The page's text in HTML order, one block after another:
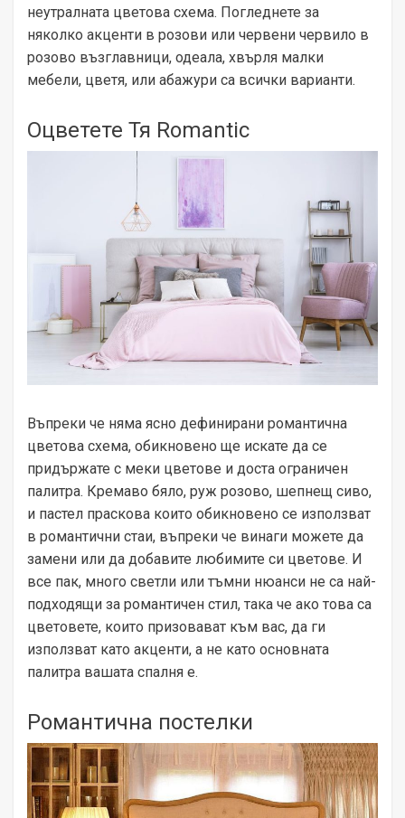
неутралната цветова схема. Погледнете за
няколко акценти в розови или червени червило в
розово възглавници, одеала, хвърля малки
мебели, цветя, или абажури са всички варианти.
Оцветете Тя Romantic
Въпреки че няма ясно дефинирани романтична
цветова схема, обикновено ще искате да се
придържате с меки цветове и доста ограничен
палитра. Кремаво бяло, руж розово, шепнещ сиво,
и пастел праскова които обикновено се използват
в романтични стаи, въпреки че винаги можете да
замени или да добавите любимите си цветове. И
все пак, много светли или тъмни нюанси не са най-
подходящи за романтичен стил, така че ако това са
цветовете, които призовават към вас, да ги
използват като акценти, а не като основната
палитра вашата спалня е.
Романтична постелки